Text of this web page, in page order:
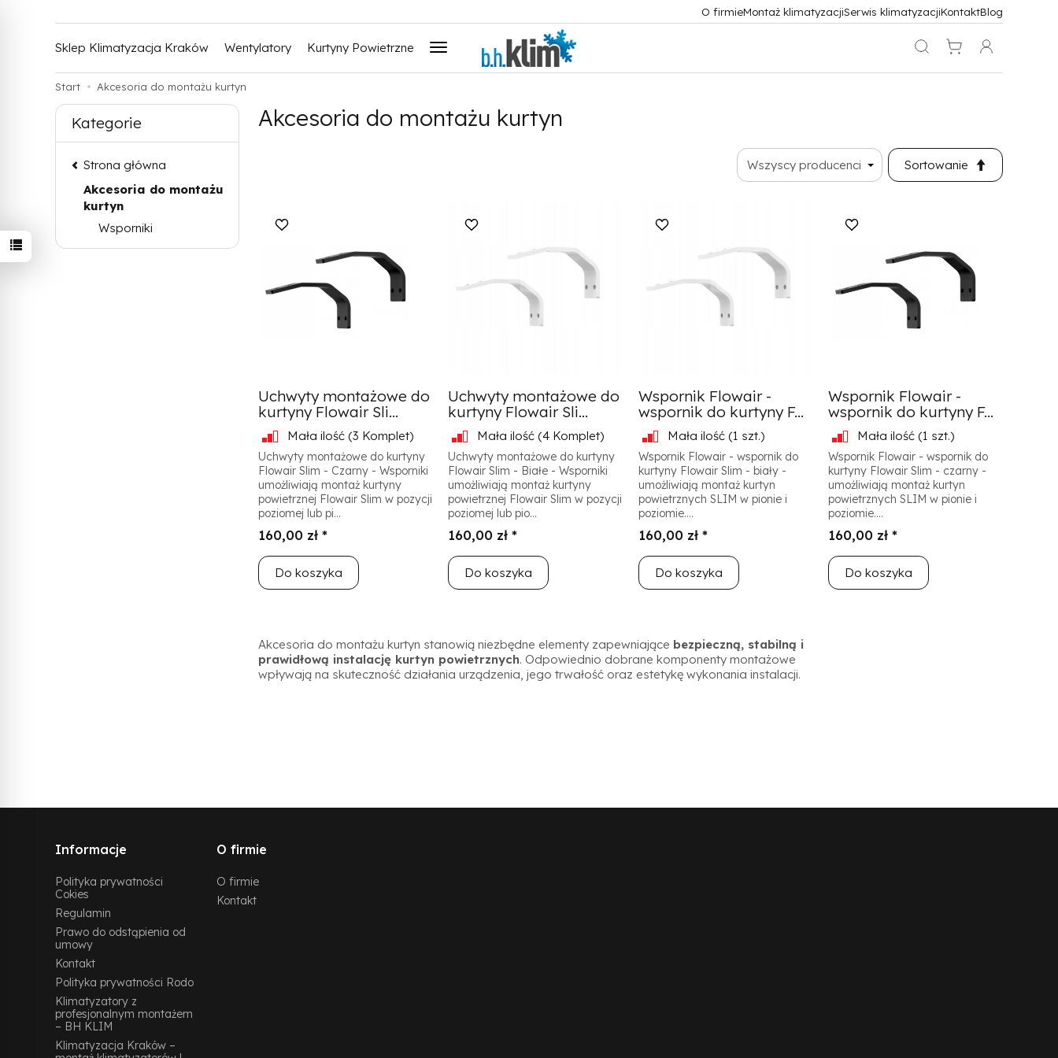
O firmieMontaż klimatyzacjiSerwis klimatyzacjiKontaktBlog
Sklep Klimatyzacja Kraków Wentylatory Kurtyny Powietrzne
Start Akcesoria do montażu kurtyn
Akcesoria do montażu kurtyn
Sortowanie
Uchwyty montażowe do
kurtyny Flowair Sli...
Mała ilość(3 Komplet)
Uchwyty montażowe do kurtyny
Flowair Slim - Czarny - Wsporniki
umożliwiają montaż kurtyny
powietrznej Flowair Slim w pozycji
poziomej lub pi...
160,00 zł *
Do koszyka
Uchwyty montażowe do
kurtyny Flowair Sli...
Mała ilość (4 Komplet)
Uchwyty montażowe do kurtyny
Flowair Slim - Białe - Wsporniki
umożliwiają montaż kurtyny
powietrznej Flowair Slim w pozycji
poziomej lub pio...
160,00 zł *
Do koszyka
Wspornik Flowair -
wspornik do kurtyny F...
Mała ilość(1 szt.)
Wspornik Flowair - wspornik do
kurtyny Flowair Slim - biały -
umożliwiają montaż kurtyn
powietrznych SLIM w pionie i
poziomie....
160,00 zł *
Do koszyka
Wspornik Flowair -
wspornik do kurtyny F...
Mała ilość (1 szt.)
Wspornik Flowair - wspornik do
kurtyny Flowair Slim - czarny -
umożliwiają montaż kurtyn
powietrznych SLIM w pionie i
poziomie....
160,00 zł *
Do koszyka
Akcesoria do montażu kurtyn stanowią niezbędne elementy zapewniające bezpieczną, stabilną i
prawidłową instalację kurtyn powietrznych. Odpowiednio dobrane komponenty montażowe
wpływają na skuteczność działania urządzenia, jego trwałość oraz estetykę wykonania instalacji.
Kategorie
Strona główna
Akcesoria do montażu
kurtyn
Wsporniki
Informacje
Polityka prywatności
Cokies
Regulamin
Prawo do odstąpienia od
umowy
Kontakt
Polityka prywatności Rodo
Klimatyzatory z
profesjonalnym montażem
– BH KLIM
Klimatyzacja Kraków –
O firmie
O firmie
Kontakt